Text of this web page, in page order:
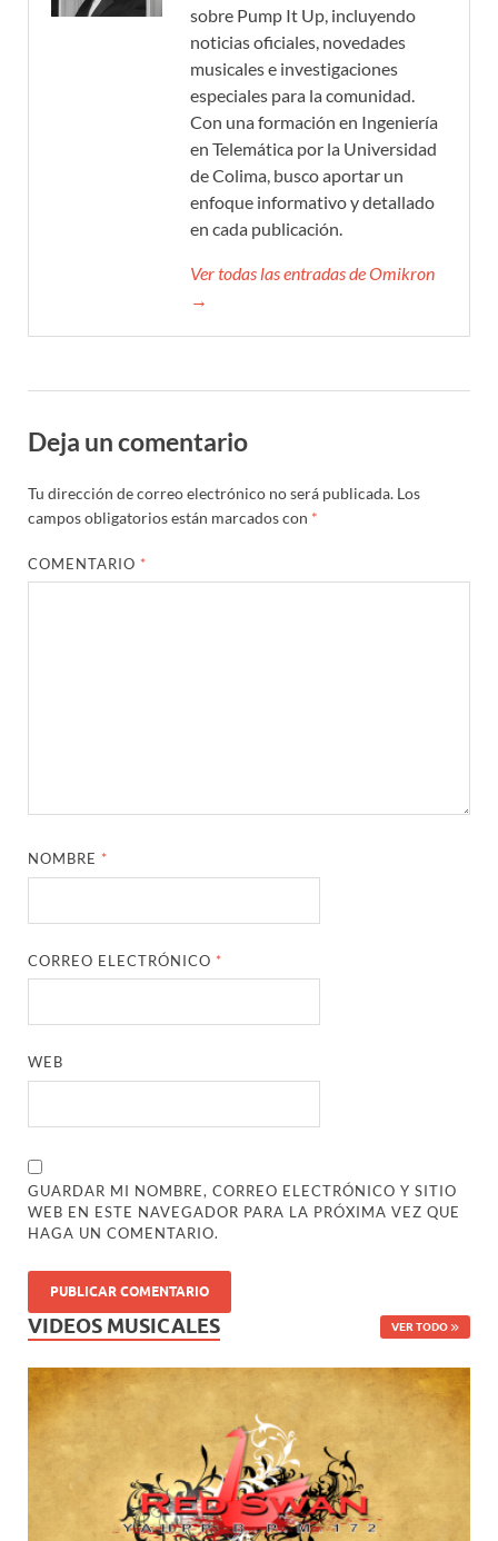
sobre Pump It Up, incluyendo
noticias oficiales, novedades
musicales e investigaciones
especiales para la comunidad.
Con una formación en Ingeniería
en Telemática por la Universidad
de Colima, busco aportar un
enfoque informativo y detallado
en cada publicación.
Ver todas las entradas de Omikron
→
Deja un comentario
Tu dirección de correo electrónico no será publicada. Los
campos obligatorios están marcados con *
COMENTARIO *
NOMBRE *
CORREO ELECTRÓNICO *
WEB
GUARDAR MI NOMBRE, CORREO ELECTRÓNICO Y SITIO
WEB EN ESTE NAVEGADOR PARA LA PRÓXIMA VEZ QUE
HAGA UN COMENTARIO.
VIDEOS MUSICALES VER TODO